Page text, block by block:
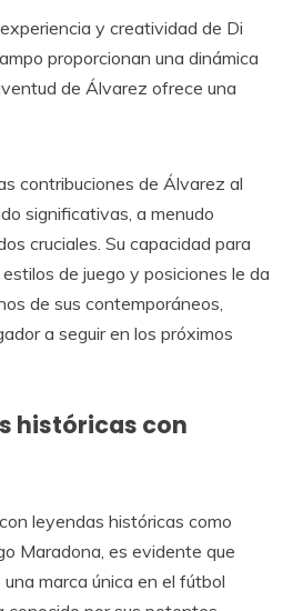
y creatividad de Di
proporcionan una dinámica
de Álvarez ofrece una
contribuciones de Álvarez al
significativas, a menudo
cruciales. Su capacidad para
de juego y posiciones le da
de sus contemporáneos,
a seguir en los próximos
históricas con
leyendas históricas como
Maradona, es evidente que
marca única en el fútbol